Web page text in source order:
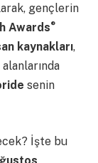
gençlerin
Awards®
kaynakları,
alanlarında
senin
İşte bu